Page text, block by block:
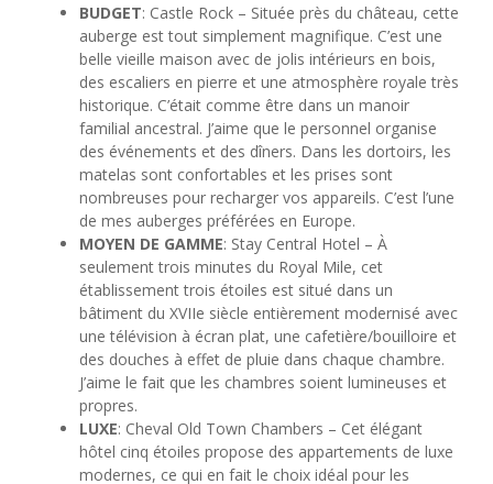
BUDGET: Castle Rock – Située près du château, cette
auberge est tout simplement magnifique. C’est une
belle vieille maison avec de jolis intérieurs en bois,
des escaliers en pierre et une atmosphère royale très
historique. C’était comme être dans un manoir
familial ancestral. J’aime que le personnel organise
des événements et des dîners. Dans les dortoirs, les
matelas sont confortables et les prises sont
nombreuses pour recharger vos appareils. C’est l’une
de mes auberges préférées en Europe.
MOYEN DE GAMME: Stay Central Hotel – À
seulement trois minutes du Royal Mile, cet
établissement trois étoiles est situé dans un
bâtiment du XVIIe siècle entièrement modernisé avec
une télévision à écran plat, une cafetière/bouilloire et
des douches à effet de pluie dans chaque chambre.
J’aime le fait que les chambres soient lumineuses et
propres.
LUXE: Cheval Old Town Chambers – Cet élégant
hôtel cinq étoiles propose des appartements de luxe
modernes, ce qui en fait le choix idéal pour les